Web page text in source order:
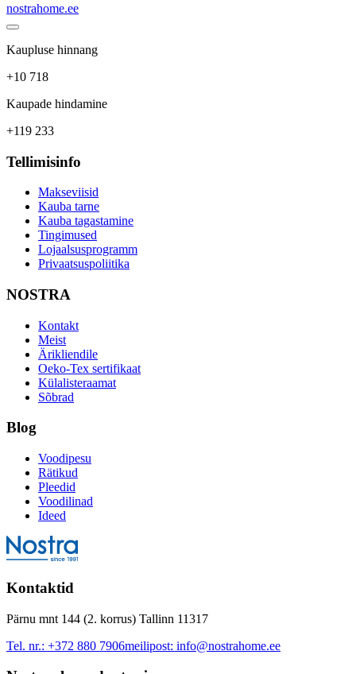
nostrahome.ee
Kaupluse hinnang
+10 718
Kaupade hindamine
+119 233
Tellimisinfo
Makseviisid
Kauba tarne
Kauba tagastamine
Tingimused
Lojaalsusprogramm
Privaatsuspoliitika
NOSTRA
Kontakt
Meist
Ärikliendile
Oeko-Tex sertifikaat
Külalisteraamat
Sõbrad
Blog
Voodipesu
Rätikud
Pleedid
Voodilinad
Ideed
Kontaktid
Pärnu mnt 144 (2. korrus) Tallinn 11317
Tel. nr.: +372 880 7906meilipost: info@nostrahome.ee